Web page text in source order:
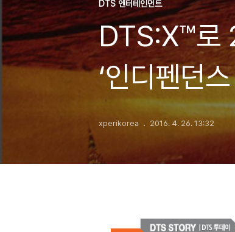
DTS 엔터테인먼트
DTS:X™로
‘인디펜던
xperikorea 2016. 4. 26. 13:32